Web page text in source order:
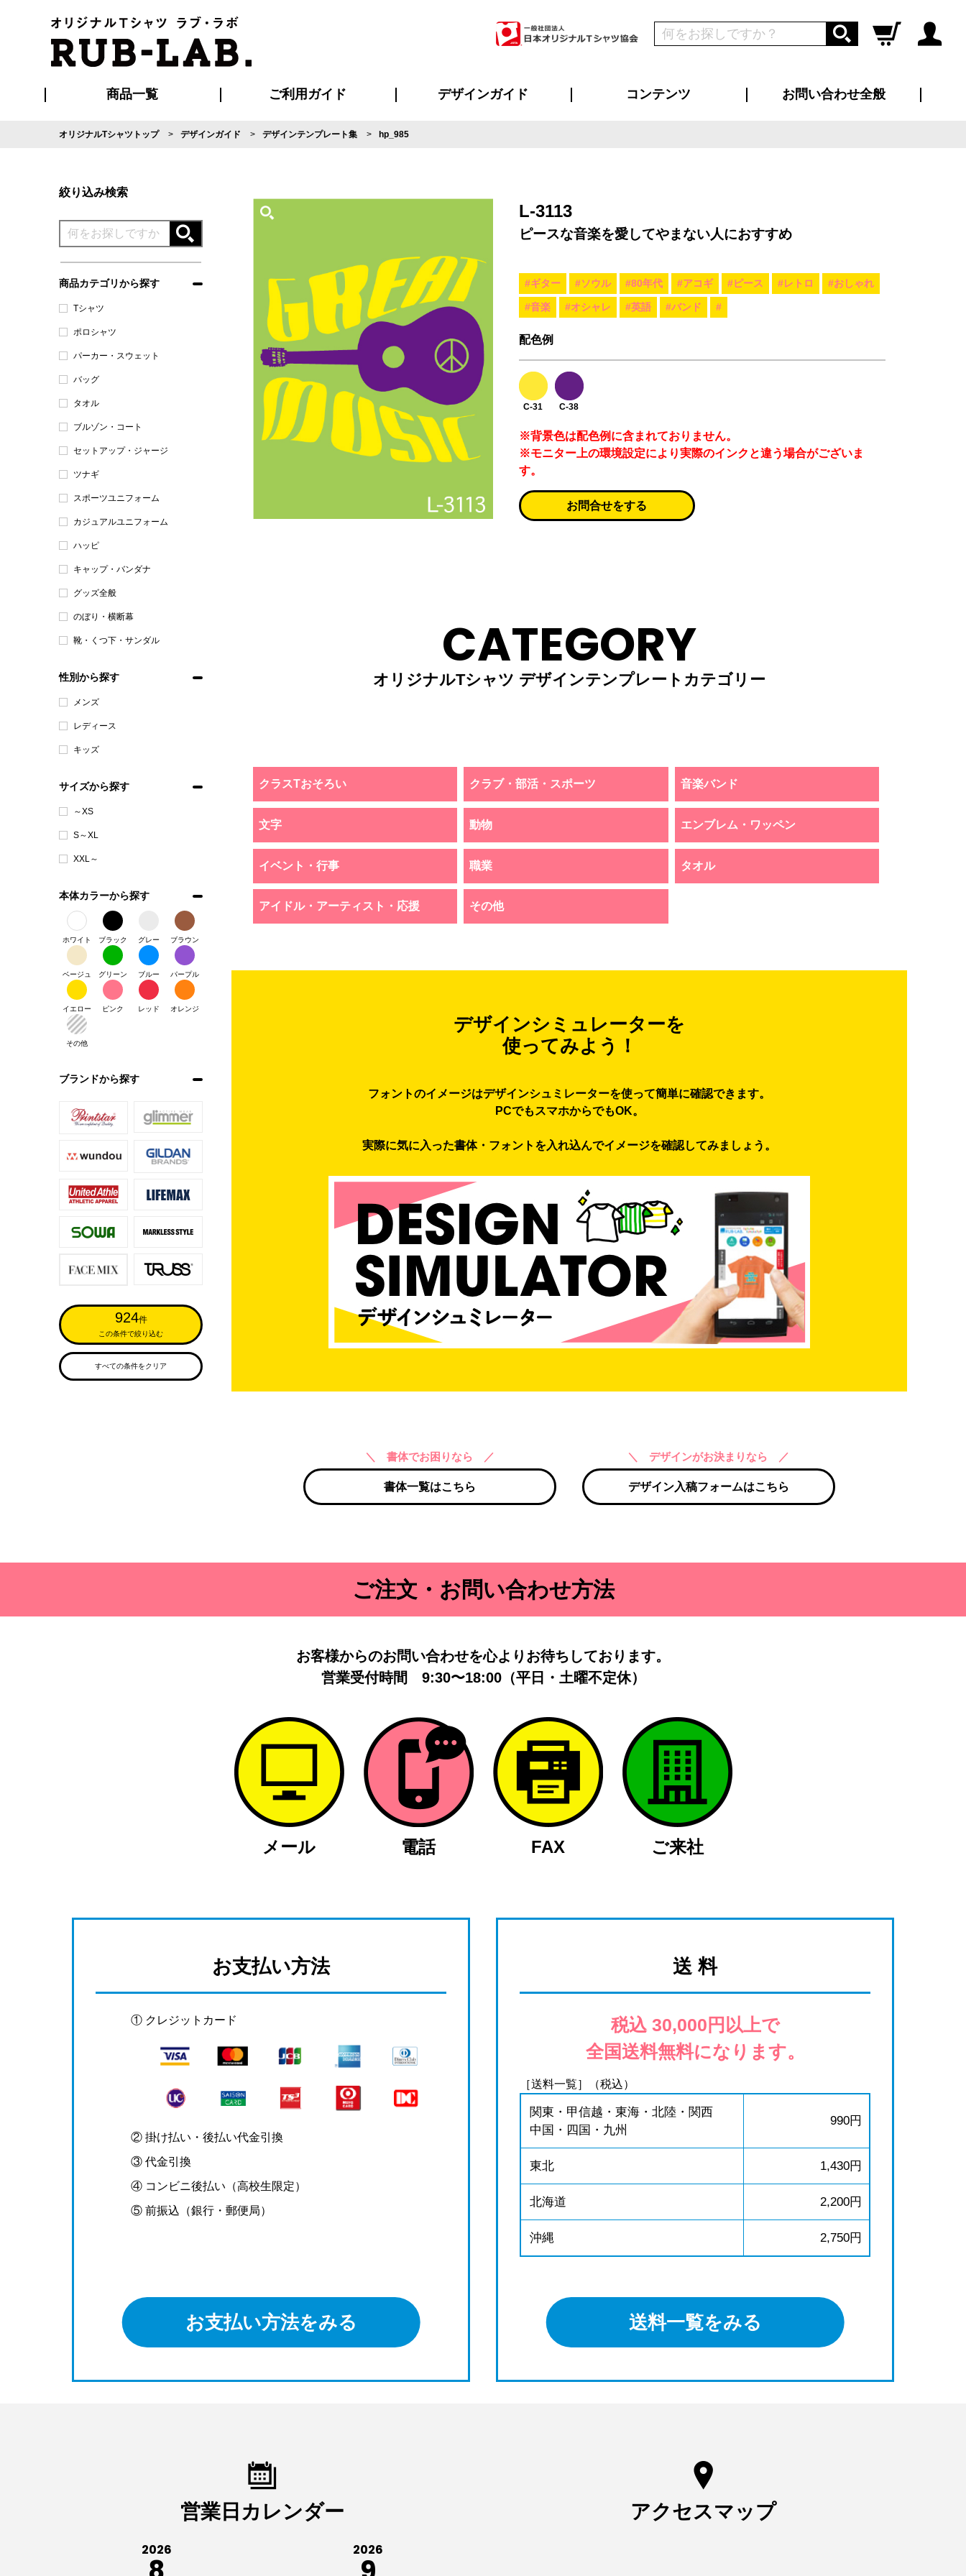
ログイン
商品一覧 ご利用ガイド
ご利用ガイド
はじめての方へ
再注文の方へ
お支払い方法について
割引まとめページ
発送・特急サービスについて
版の保管期限について
マイページ会員のメリット
よくあるご質問
デザインガイド コンテンツ お問い合わせ全般
オリジナルTシャツトップ デザインガイド デザインテンプレート集 hp_985
絞り込み検索
商品カテゴリから探す
Tシャツ
ポロシャツ
パーカー・スウェット
バッグ
タオル
ブルゾン・コート
セットアップ・ジャージ
ツナギ
スポーツユニフォーム
カジュアルユニフォーム
ハッピ
キャップ・バンダナ
グッズ全般
のぼり・横断幕
靴・くつ下・サンダル
性別から探す
メンズ
レディース
キッズ
サイズから探す
～XS
S～XL
XXL～
本体カラーから探す
ホワイト ブラック グレー ブラウン
ベージュ グリーン ブルー パープル
イエロー ピンク レッド オレンジ
その他
ブランドから探す
924件
この条件で絞り込む
すべての条件をクリア
L-3113
ピースな音楽を愛してやまない人におすすめ
#ギター #ソウル #80年代 #アコギ #ピース #レトロ #おしゃれ
#音楽 #オシャレ #英語 #バンド #
配色例
C-31 C-38
※背景色は配色例に含まれておりません。
※モニター上の環境設定により実際のインクと違う場合がございま
す。
お問合せをする
CATEGORY
オリジナルTシャツ デザインテンプレートカテゴリー
クラスTおそろい クラブ・部活・スポーツ 音楽バンド
文字 動物 エンブレム・ワッペン
イベント・行事 職業 タオル
アイドル・アーティスト・応援 その他
デザインシミュレーターを
使ってみよう！
フォントのイメージはデザインシュミレーターを使って簡単に確認できます。
PCでもスマホからでもOK。
実際に気に入った書体・フォントを入れ込んでイメージを確認してみましょう。
＼ 書体でお困りなら ／
書体一覧はこちら
＼ デザインがお決まりなら ／
デザイン入稿フォームはこちら
ご注文・お問い合わせ方法
お客様からのお問い合わせを心よりお待ちしております。
営業受付時間 9:30〜18:00（平日・土曜不定休）
メール 電話 FAX ご来社
お支払い方法
① クレジットカード
② 掛け払い・後払い代金引換
③ 代金引換
④ コンビニ後払い（高校生限定）
⑤ 前振込（銀行・郵便局）
お支払い方法をみる
送 料
税込 30,000円以上で
全国送料無料になります。
［送料一覧］（税込）
関東・甲信越・東海・北陸・関西
中国・四国・九州
990円
東北 1,430円
北海道 2,200円
沖縄 2,750円
送料一覧をみる
営業日カレンダー
2026 2026
アクセスマップ